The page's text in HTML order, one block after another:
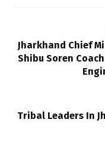
Jharkhand Chief
Shibu Soren
Tribal Leaders In